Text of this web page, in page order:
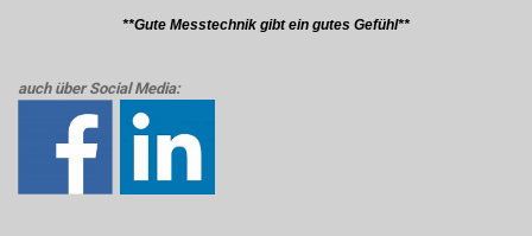
**Gute Messtechnik gibt ein gutes Gefühl**
auch über Social Media: